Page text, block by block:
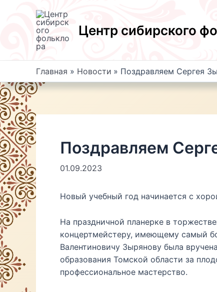
содержимому
Центр сибирского
Главная Новости Поздравляем Сергея
Поздравляем
01.09.2023
Новый учебный год начинается с
На праздничной планерке в
концертмейстеру, имеющему самый
Валентиновичу Зырянову была
образования Томской области за
профессиональное мастерство.